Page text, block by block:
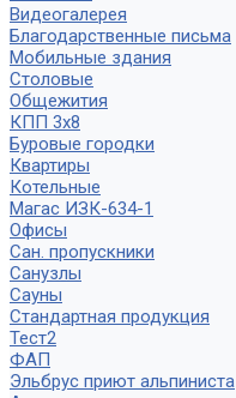
Видеогалерея
Благодарственные письма
Мобильные здания
Столовые
Общежития
КПП 3х8
Буровые городки
Квартиры
Котельные
Магас ИЗК-634-1
Офисы
Сан. пропускники
Санузлы
Сауны
Стандартная продукция
Тест2
ФАП
Эльбрус приют альпиниста